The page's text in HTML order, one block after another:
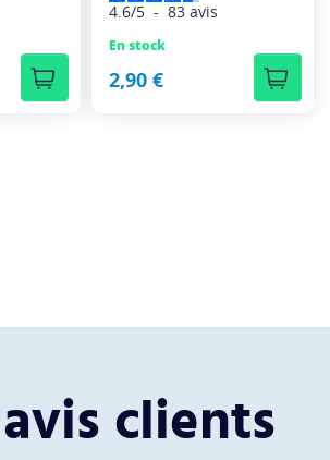
4.6/5 - 83 avis
En stock
2,90 €
avis clients